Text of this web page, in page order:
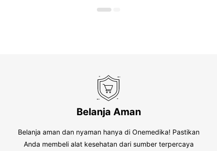
Belanja Aman
Belanja aman dan nyaman hanya di Onemedika! Pastikan
Anda membeli alat kesehatan dari sumber terpercaya